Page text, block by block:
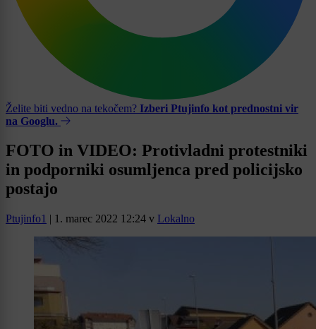
Želite biti vedno na tekočem? Izberi Ptujinfo kot prednostni vir
na Googlu.
FOTO in VIDEO: Protivladni protestniki
in podporniki osumljenca pred policijsko
postajo
Ptujinfo1 | 1. marec 2022 12:24 v Lokalno